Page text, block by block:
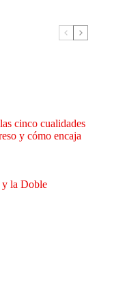
cinco cualidades
y cómo encaja
y la Doble